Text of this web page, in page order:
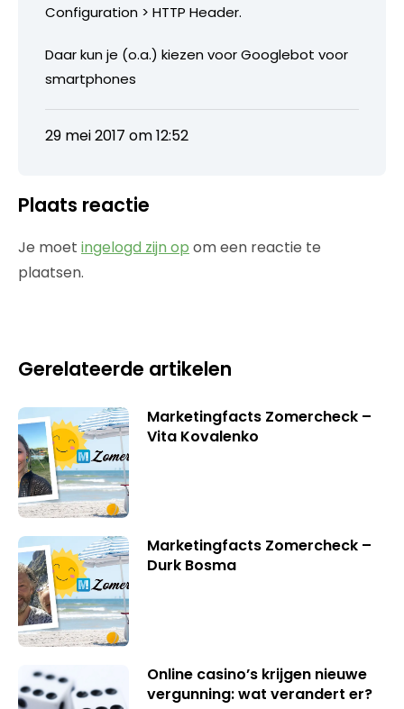
Configuration > HTTP Header.
Daar kun je (o.a.) kiezen voor Googlebot voor
smartphones
29 mei 2017 om 12:52
Plaats reactie
Je moet ingelogd zijn op om een reactie te
plaatsen.
Gerelateerde artikelen
Marketingfacts Zomercheck –
Vita Kovalenko
Marketingfacts Zomercheck –
Durk Bosma
Online casino’s krijgen nieuwe
vergunning: wat verandert er?